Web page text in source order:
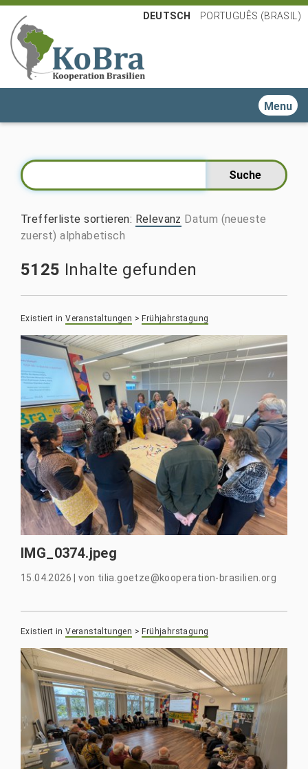
DEUTSCH PORTUGUÊS (BRASIL)
Toggle
Trefferliste sortieren: Relevanz Datum (neueste
zuerst) alphabetisch
5125 Inhalte gefunden
Existiert in Veranstaltungen > Frühjahrstagung
IMG_0374.jpeg
15.04.2026 |von tilia.goetze@kooperation-brasilien.org
Existiert in Veranstaltungen > Frühjahrstagung